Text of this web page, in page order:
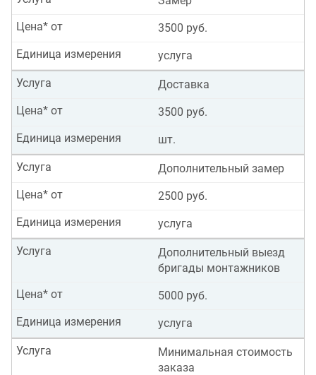
3500 руб.
Цена* от
услуга
Единица измерения
Доставка
Услуга
3500 руб.
Цена* от
шт.
Единица измерения
Дополнительный замер
Услуга
2500 руб.
Цена* от
услуга
Единица измерения
Дополнительный выезд
бригады монтажников
Услуга
5000 руб.
Цена* от
услуга
Единица измерения
Минимальная стоимость
заказа
Услуга